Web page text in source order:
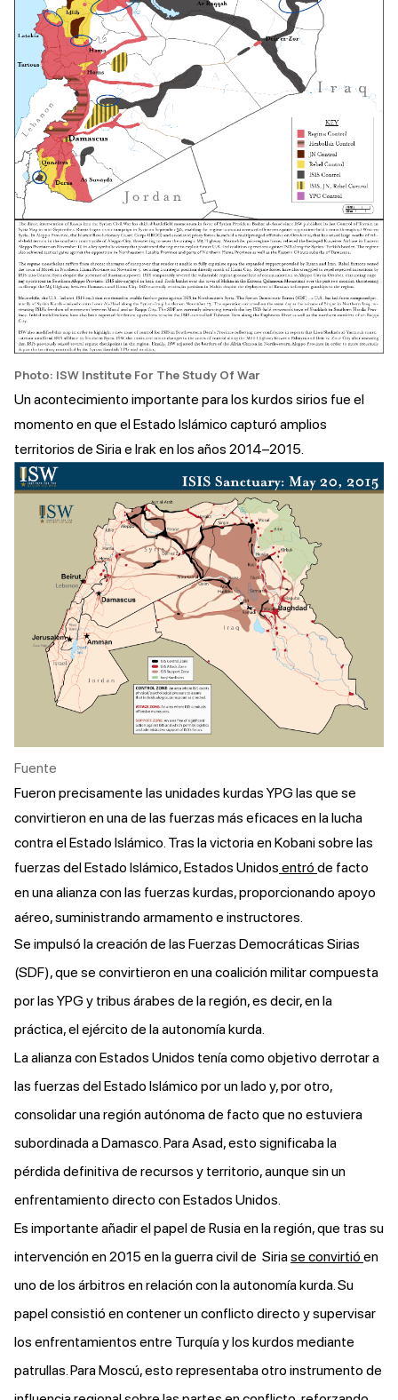
Photo: ISW Institute For The Study Of War
Un acontecimiento importante para los kurdos sirios fue el
momento en que el Estado Islámico capturó amplios
territorios de Siria e Irak en los años 2014–2015.
Fuente
Fueron precisamente las unidades kurdas YPG las que se
convirtieron en una de las fuerzas más eficaces en la lucha
contra el Estado Islámico. Tras la victoria en Kobani sobre las
fuerzas del Estado Islámico, Estados Unidos entró de facto
en una alianza con las fuerzas kurdas, proporcionando apoyo
aéreo, suministrando armamento e instructores.
Se impulsó la creación de las Fuerzas Democráticas Sirias
(SDF), que se convirtieron en una coalición militar compuesta
por las YPG y tribus árabes de la región, es decir, en la
práctica, el ejército de la autonomía kurda.
La alianza con Estados Unidos tenía como objetivo derrotar a
las fuerzas del Estado Islámico por un lado y, por otro,
consolidar una región autónoma de facto que no estuviera
subordinada a Damasco. Para Asad, esto significaba la
pérdida definitiva de recursos y territorio, aunque sin un
enfrentamiento directo con Estados Unidos.
Es importante añadir el papel de Rusia en la región, que tras su
intervención en 2015 en la guerra civil de Siriase convirtió en
uno de los árbitros en relación con la autonomía kurda. Su
papel consistió en contener un conflicto directo y supervisar
los enfrentamientos entre Turquía y los kurdos mediante
patrullas. Para Moscú, esto representaba otro instrumento de